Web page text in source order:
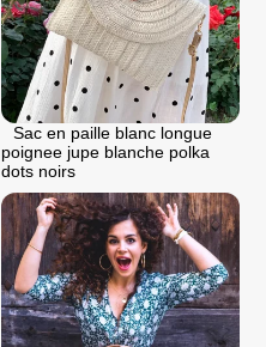
Sac en paille blanc longue
poignee jupe blanche polka
dots noirs